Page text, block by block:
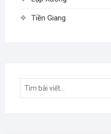
Tiền Giang